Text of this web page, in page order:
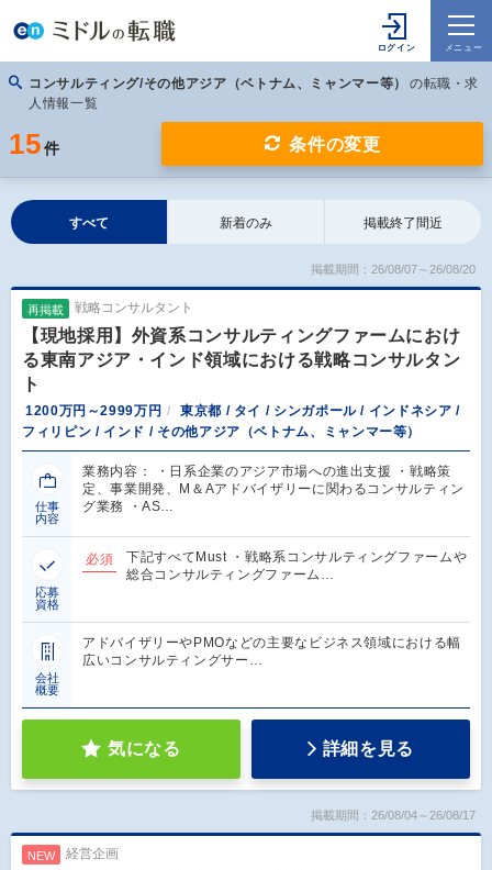
コンサルティング/その他アジア（ベトナム、ミャンマー等）
の転職・求
人情報一覧
15 件 条件の変更
すべて 新着のみ 掲載終了間近
掲載期間：26/08/07～26/08/20
再掲載 戦略コンサルタント
【現地採用】外資系コンサルティングファームにおけ
る東南アジア・インド領域における戦略コンサルタン
ト
1200万円～2999万円
東京都 / タイ / シンガポール / インドネシア /
フィリピン / インド / その他アジア（ベトナム、ミャンマー等）
仕事
内容
業務内容： ・日系企業のアジア市場への進出支援 ・戦略策
定、事業開発、M＆Aアドバイザリーに関わるコンサルティン
グ業務 ・AS…
応募
資格
必須
下記すべてMust ・戦略系コンサルティングファームや
総合コンサルティングファーム…
会社
概要
アドバイザリーやPMOなどの主要なビジネス領域における幅
広いコンサルティングサー…
気になる 詳細を見る
掲載期間：26/08/04～26/08/17
NEW 経営企画